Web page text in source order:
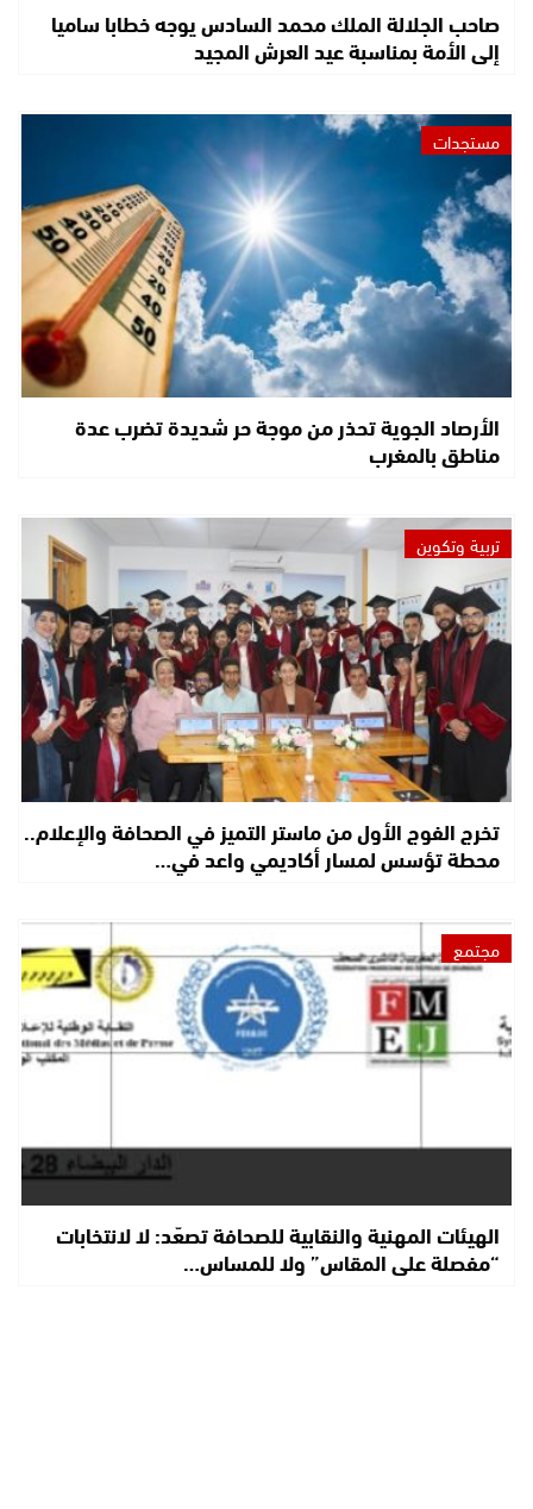
صاحب الجلالة الملك محمد السادس يوجه خطابا ساميا
إلى الأمة بمناسبة عيد العرش المجيد
مستجدات
الأرصاد الجوية تحذر من موجة حر شديدة تضرب عدة
مناطق بالمغرب
تربية وتكوين
تخرج الفوج الأول من ماستر التميز في الصحافة والإعلام..
محطة تؤسس لمسار أكاديمي واعد في…
مجتمع
الهيئات المهنية والنقابية للصحافة تصعّد: لا لانتخابات
“مفصلة على المقاس” ولا للمساس…